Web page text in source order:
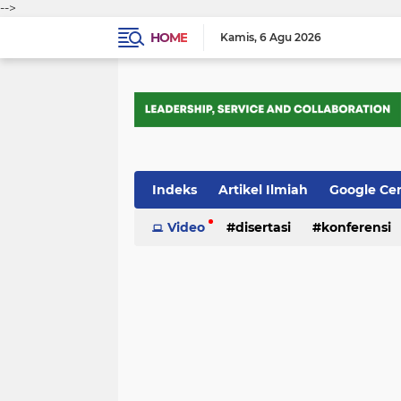
-->
HOME
Kamis 6 Agu 2026
Indeks Artikel Ilmiah Google
Tips Trik Webometrics
Video disertasi konferensi